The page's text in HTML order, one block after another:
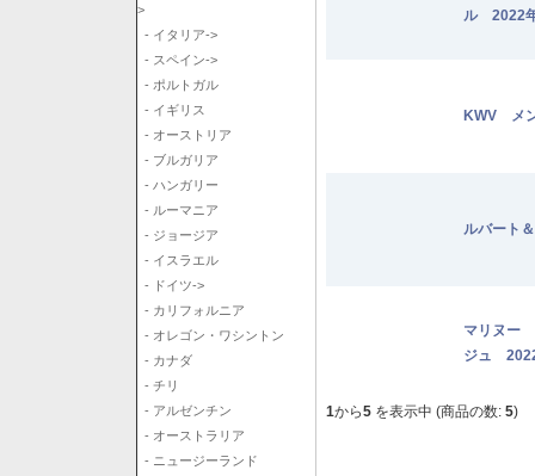
>
- イタリア->
- スペイン->
- ポルトガル
- イギリス
- オーストリア
- ブルガリア
- ハンガリー
- ルーマニア
- ジョージア
- イスラエル
- ドイツ->
- カリフォルニア
- オレゴン・ワシントン
- カナダ
- チリ
- アルゼンチン
- オーストラリア
- ニュージーランド
ル 2022
KWV メ
ルバート
マリヌー
ジュ
1から5 を表示中 (商品の数: 5)